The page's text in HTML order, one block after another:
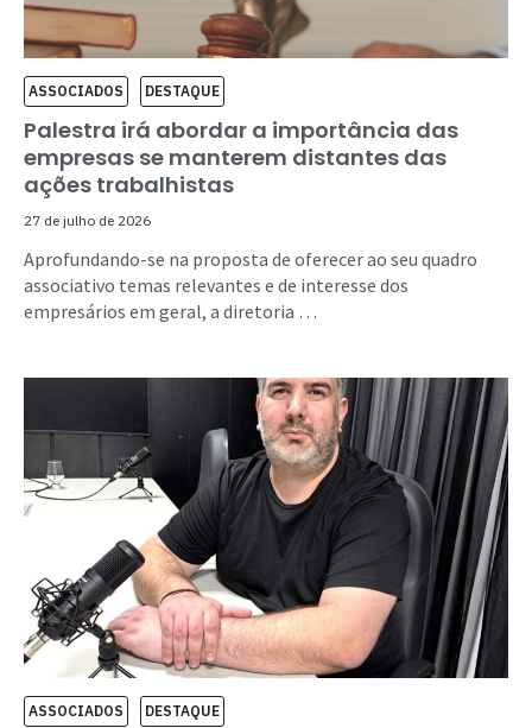
ASSOCIADOS DESTAQUE
Palestra irá abordar a importância das
empresas se manterem distantes das
ações trabalhistas
27 de julho de 2026
Aprofundando-se na proposta de oferecer ao seu quadro
associativo temas relevantes e de interesse dos
empresários em geral, a diretoria …
ASSOCIADOS DESTAQUE